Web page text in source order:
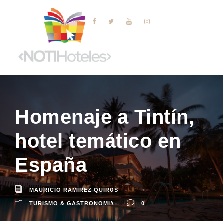
Homenaje a Tintín,
hotel temático en
España
MAURICIO RAMIREZ QUIROS
TURISMO & GASTRONOMIA 0